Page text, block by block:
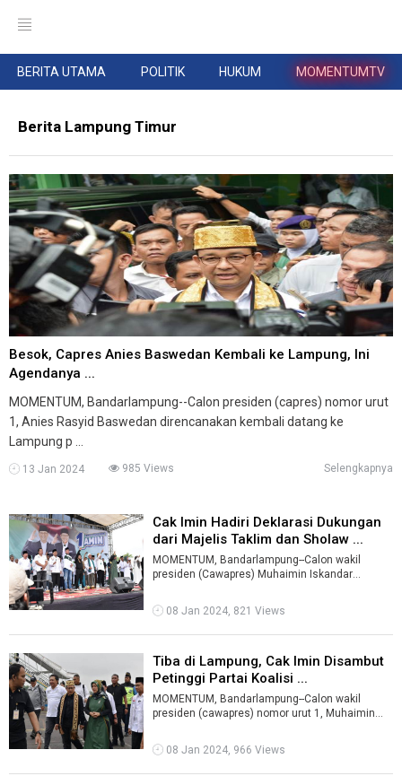
BERITA UTAMA POLITIK HUKUM MOMENTUMTV
Berita Lampung Timur
Besok, Capres Anies Baswedan Kembali ke Lampung, Ini
Agendanya ...
MOMENTUM, Bandarlampung--Calon presiden (capres) nomor urut
1, Anies Rasyid Baswedan direncanakan kembali datang ke
Lampung p ...
13 Jan 2024 985 Views Selengkapnya
Cak Imin Hadiri Deklarasi Dukungan
dari Majelis Taklim dan Sholaw ...
MOMENTUM, Bandarlampung--Calon wakil
presiden (Cawapres) Muhaimin Iskandar
dan M ...
08 Jan 2024, 821 Views
Tiba di Lampung, Cak Imin Disambut
Petinggi Partai Koalisi ...
MOMENTUM, Bandarlampung--Calon wakil
presiden (cawapres) nomor urut 1, Muhaimin
08 Jan 2024, 966 Views